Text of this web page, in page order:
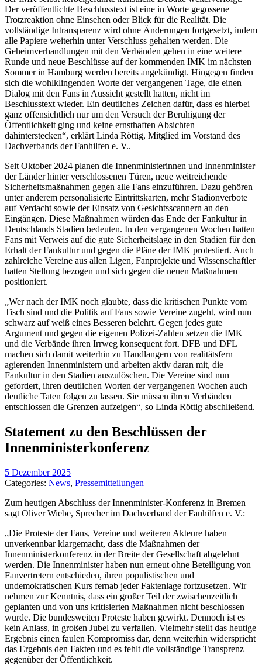
Der veröffentlichte Beschlusstext ist eine in Worte gegossene
Trotzreaktion ohne Einsehen oder Blick für die Realität. Die
vollständige Intransparenz wird ohne Änderungen fortgesetzt, indem
alle Papiere weiterhin unter Verschluss gehalten werden. Die
Geheimverhandlungen mit den Verbänden gehen in eine weitere
Runde und neue Beschlüsse auf der kommenden IMK im nächsten
Sommer in Hamburg werden bereits angekündigt. Hingegen finden
sich die wohlklingenden Worte der vergangenen Tage, die einen
Dialog mit den Fans in Aussicht gestellt hatten, nicht im
Beschlusstext wieder. Ein deutliches Zeichen dafür, dass es hierbei
ganz offensichtlich nur um den Versuch der Beruhigung der
Öffentlichkeit ging und keine ernsthaften Absichten
dahinterstecken“, erklärt Linda Röttig, Mitglied im Vorstand des
Dachverbands der Fanhilfen e. V..
Seit Oktober 2024 planen die Innenministerinnen und Innenminister
der Länder hinter verschlossenen Türen, neue weitreichende
Sicherheitsmaßnahmen gegen alle Fans einzuführen. Dazu gehören
unter anderem personalisierte Eintrittskarten, mehr Stadionverbote
auf Verdacht sowie der Einsatz von Gesichtsscannern an den
Eingängen. Diese Maßnahmen würden das Ende der Fankultur in
Deutschlands Stadien bedeuten. In den vergangenen Wochen hatten
Fans mit Verweis auf die gute Sicherheitslage in den Stadien für den
Erhalt der Fankultur und gegen die Pläne der IMK protestiert. Auch
zahlreiche Vereine aus allen Ligen, Fanprojekte und Wissenschaftler
hatten Stellung bezogen und sich gegen die neuen Maßnahmen
positioniert.
„Wer nach der IMK noch glaubte, dass die kritischen Punkte vom
Tisch sind und die Politik auf Fans sowie Vereine zugeht, wird nun
schwarz auf weiß eines Besseren belehrt. Gegen jedes gute
Argument und gegen die eigenen Polizei-Zahlen setzen die IMK
und die Verbände ihren Irrweg konsequent fort. DFB und DFL
machen sich damit weiterhin zu Handlangern von realitätsfern
agierenden Innenministern und arbeiten aktiv daran mit, die
Fankultur in den Stadien auszulöschen. Die Vereine sind nun
gefordert, ihren deutlichen Worten der vergangenen Wochen auch
deutliche Taten folgen zu lassen. Sie müssen ihren Verbänden
entschlossen die Grenzen aufzeigen“, so Linda Röttig abschließend.
Statement zu den Beschlüssen der
Innenministerkonferenz
5 Dezember 2025
Categories: News, Pressemitteilungen
Zum heutigen Abschluss der Innenminister-Konferenz in Bremen
sagt Oliver Wiebe, Sprecher im Dachverband der Fanhilfen e. V.:
„Die Proteste der Fans, Vereine und weiteren Akteure haben
unverkennbar klargemacht, dass die Maßnahmen der
Innenministerkonferenz in der Breite der Gesellschaft abgelehnt
werden. Die Innenminister haben nun erneut ohne Beteiligung von
Fanvertretern entschieden, ihren populistischen und
undemokratischen Kurs fernab jeder Faktenlage fortzusetzen. Wir
nehmen zur Kenntnis, dass ein großer Teil der zwischenzeitlich
geplanten und von uns kritisierten Maßnahmen nicht beschlossen
wurde. Die bundesweiten Proteste haben gewirkt. Dennoch ist es
kein Anlass, in großen Jubel zu verfallen. Vielmehr stellt das heutige
Ergebnis einen faulen Kompromiss dar, denn weiterhin widerspricht
das Ergebnis den Fakten und es fehlt die vollständige Transprenz
gegenüber der Öffentlichkeit.